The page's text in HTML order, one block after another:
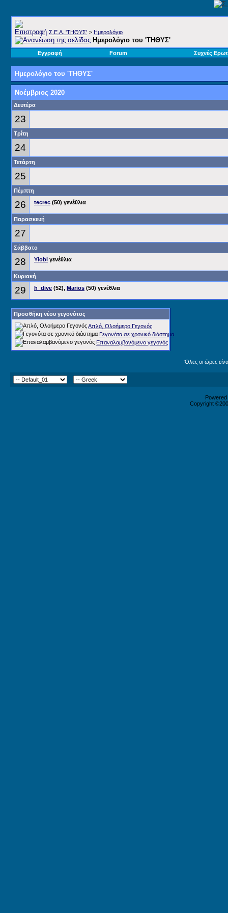
Σ.E.A. 'ΤΗΘΥΣ' > Ημερολόγιο
Ημερολόγιο του 'ΤΗΘΥΣ'
Εγγραφή Forum Συχνές
Ημερολόγιο του 'ΤΗΘΥΣ'
Νοέμβριος 2020
Δευτέρα
23
Τρίτη
24
Τετάρτη
25
Πέμπτη
26 tecrec (50) γενέθλια
Παρασκευή
27
Σάββατο
28 Yiobi γενέθλια
Κυριακή
29 h_dive (52), Marios (50) γενέθλια
Προσθήκη νέου γεγονότος
Απλό, Ολοήμερο Γεγονός
Γεγονότα σε χρονικό διάστημα
Επαναλαμβανόμενο γεγονός
Όλες οι ώρες
Copyright